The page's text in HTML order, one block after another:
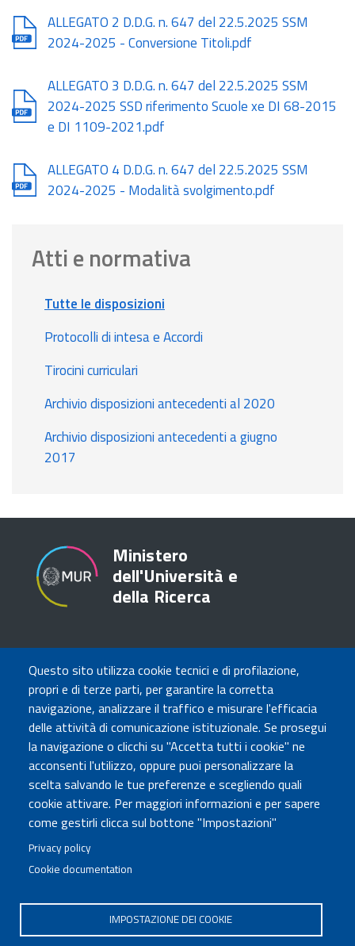
Questo sito utilizza cookie tecnici e di profilazione,
propri e di terze parti, per garantire la corretta
navigazione, analizzare il traffico e misurare l'efficacia
delle attività di comunicazione istituzionale. Se prosegui
la navigazione o clicchi su "Accetta tutti i cookie" ne
acconsenti l'utilizzo, oppure puoi personalizzare la
scelta salvando le tue preferenze e scegliendo quali
cookie attivare. Per maggiori informazioni e per sapere
come gestirli clicca sul bottone "Impostazioni"
Privacy policy
Cookie documentation
IMPOSTAZIONE DEI COOKIE
Document
ALLEGATO 2 D.D.G. n. 647 del 22.5.2025 SSM
2024-2025 - Conversione Titoli.pdf
Document
ALLEGATO 3 D.D.G. n. 647 del 22.5.2025 SSM
2024-2025 SSD riferimento Scuole xe DI 68-2015
e DI 1109-2021.pdf
Document
ALLEGATO 4 D.D.G. n. 647 del 22.5.2025 SSM
2024-2025 - Modalità svolgimento.pdf
Atti e normativa
Tutte le disposizioni
Protocolli di intesa e Accordi
Tirocini curriculari
Archivio disposizioni antecedenti al 2020
Archivio disposizioni antecedenti a giugno
2017
Ministero
dell'Università e
della Ricerca
TRASPARENZA
Amministrazione Trasparente
Atti di notifica
Albo online
Concorsi
COMUNICA CON NOI
Urp
Posta elettronica certificata
Sedi e contatti
Governo Italiano
Tutti i diritti riservati © 2020